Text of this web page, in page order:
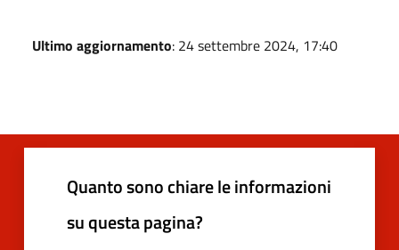
Ultimo aggiornamento: 24 settembre 2024, 17:40
Quanto sono chiare le informazioni
su questa pagina?